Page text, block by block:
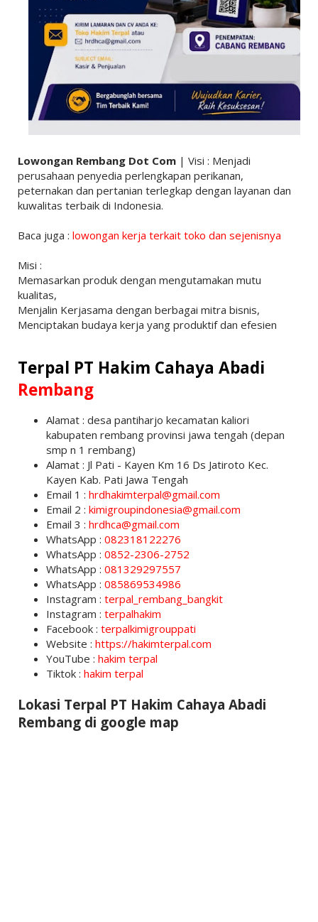
Lowongan Rembang Dot Com| Visi : Menjadi
perusahaan penyedia perlengkapan perikanan,
peternakan dan pertanian terlegkap dengan layanan dan
kuwalitas terbaik di Indonesia.
Baca juga : lowongan kerja terkait toko dan sejenisnya
Misi :
Memasarkan produk dengan mengutamakan mutu
kualitas,
Menjalin Kerjasama dengan berbagai mitra bisnis,
Menciptakan budaya kerja yang produktif dan efesien
Terpal PT Hakim Cahaya Abadi
Rembang
Alamat : desa pantiharjo kecamatan kaliori
kabupaten rembang provinsi jawa tengah (depan
smp n 1 rembang)
Alamat : Jl Pati - Kayen Km 16 Ds Jatiroto Kec.
Kayen Kab. Pati Jawa Tengah
Email 1 : hrdhakimterpal@gmail.com
Email 2 : kimigroupindonesia@gmail.com
Email 3 : hrdhca@gmail.com
WhatsApp : 082318122276
WhatsApp : 0852-2306-2752
WhatsApp : 081329297557
WhatsApp : 085869534986
Instagram : terpal_rembang_bangkit
Instagram : terpalhakim
Facebook : terpalkimigrouppati
Website : https://hakimterpal.com
YouTube : hakim terpal
Tiktok : hakim terpal
Lokasi Terpal PT Hakim Cahaya Abadi
Rembang di google map